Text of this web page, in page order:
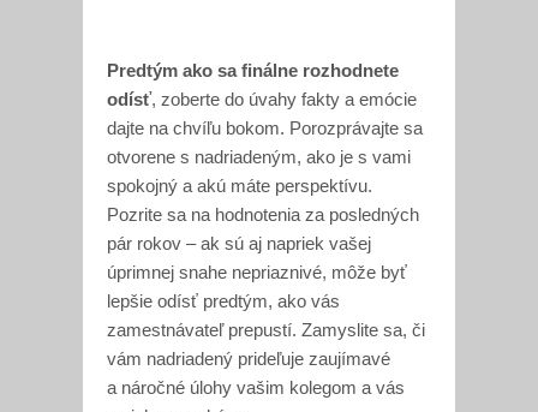
Predtým ako sa finálne rozhodnete
odísť, zoberte do úvahy fakty a emócie
dajte na chvíľu bokom. Porozprávajte sa
otvorene s nadriadeným, ako je s vami
spokojný a akú máte perspektívu.
Pozrite sa na hodnotenia za posledných
pár rokov – ak sú aj napriek vašej
úprimnej snahe nepriaznivé, môže byť
lepšie odísť predtým, ako vás
zamestnávateľ prepustí. Zamyslite sa, či
vám nadriadený prideľuje zaujímavé
a náročné úlohy vašim kolegom a vás